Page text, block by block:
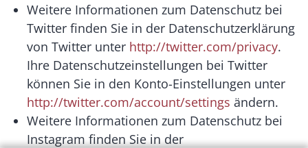
Weitere Informationen zum Datenschutz bei
Twitter finden Sie in der Datenschutzerklärung
von Twitter unter http://twitter.com/privacy.
Ihre Datenschutzeinstellungen bei Twitter
können Sie in den Konto-Einstellungen unter
http://twitter.com/account/settings ändern.
Weitere Informationen zum Datenschutz bei
Instagram finden Sie in der